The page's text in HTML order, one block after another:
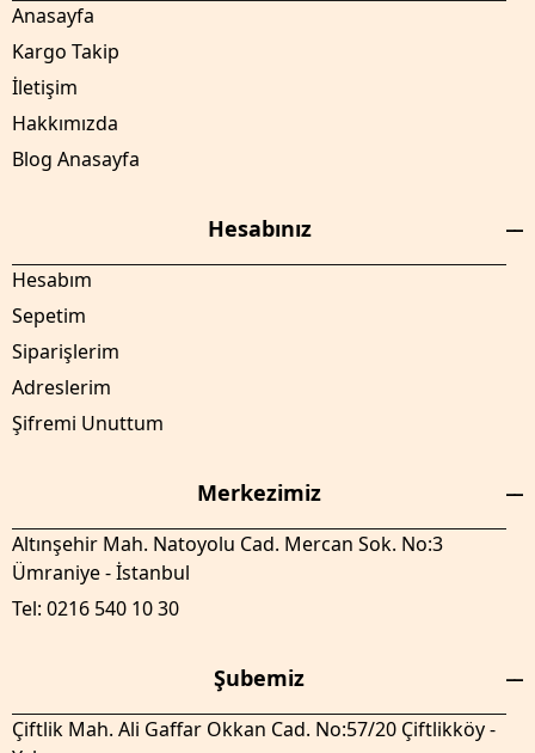
Anasayfa
Kargo Takip
İletişim
Hakkımızda
Blog Anasayfa
Hesabınız
Hesabım
Sepetim
Siparişlerim
Adreslerim
Şifremi Unuttum
Merkezimiz
Altınşehir Mah. Natoyolu Cad. Mercan Sok. No:3
Ümraniye - İstanbul
Tel: 0216 540 10 30
Şubemiz
Çiftlik Mah. Ali Gaffar Okkan Cad. No:57/20 Çiftlikköy -